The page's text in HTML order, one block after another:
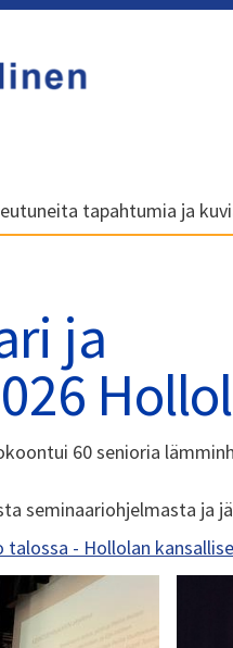
tapahtumia ja
ja
60 senioria
seminaariohjelmasta ja
talossa - Hollolan